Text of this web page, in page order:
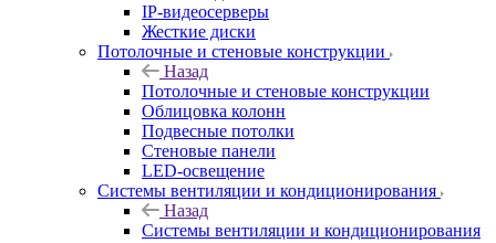
IP-видеосерверы
Жесткие диски
Потолочные и стеновые конструкции
Назад
Потолочные и стеновые конструкции
Облицовка колонн
Подвесные потолки
Стеновые панели
LED-освещение
Системы вентиляции и кондиционирования
Назад
Системы вентиляции и кондиционирования